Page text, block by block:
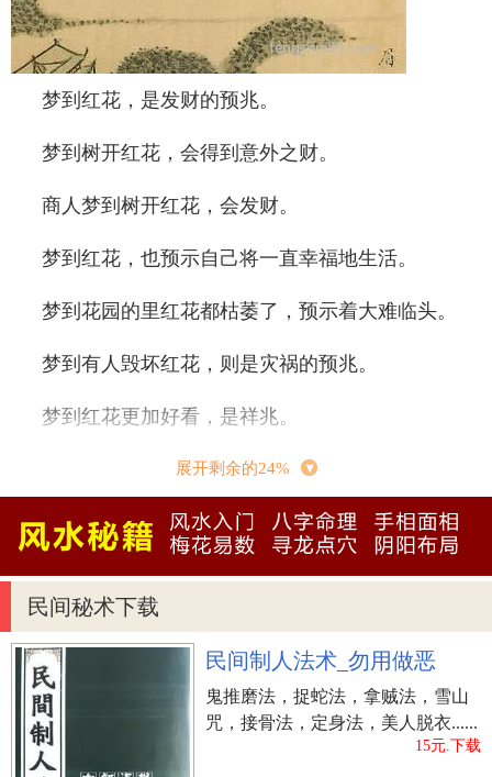
梦到红花，是发财的预兆。
梦到树开红花，会得到意外之财。
商人梦到树开红花，会发财。
梦到红花，也预示自己将一直幸福地生活。
梦到花园的里红花都枯萎了，预示着大难临头。
梦到有人毁坏红花，则是灾祸的预兆。
梦到红花更加好看，是祥兆。
梦到采摘红花，生意兴隆或家庭幸福，你会觅得
好的对象。
做梦有人毁坏红花 做梦红花更加好看 做梦树开红花
做梦采摘红花 做梦红花
上一篇：梦到卖麦子_周公解梦之卖麦子_梦见卖麦子
预示什么
展开剩余的24%
民间秘术下载
民间制人法术_勿用做恶
鬼推磨法，捉蛇法，拿贼法，雪山
咒，接骨法，定身法，美人脱衣......
15元.下载